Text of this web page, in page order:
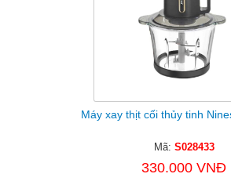
Máy xay thịt cối thủy tinh
Mã: S028433
330.000 VNĐ